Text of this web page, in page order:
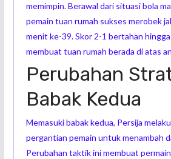
memimpin. Berawal dari situasi bola
pemain tuan rumah sukses merobek
menit ke-39. Skor 2-1 bertahan
membuat tuan rumah berada di atas
Perubahan
Babak Kedua
Memasuki babak kedua, Persija
pergantian pemain untuk menambah
Perubahan taktik ini membuat